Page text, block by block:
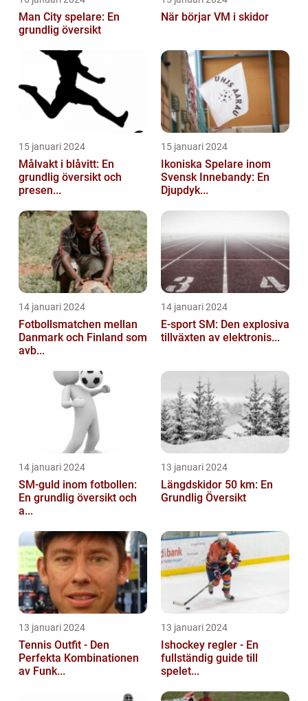
Man City spelare: En
grundlig översikt
När börjar VM i skidor
15 januari 2024
Målvakt i blåvitt: En
grundlig översikt och
presen...
15 januari 2024
Ikoniska Spelare inom
Svensk Innebandy: En
Djupdyk...
14 januari 2024
Fotbollsmatchen mellan
Danmark och Finland som
avb...
14 januari 2024
E-sport SM: Den explosiva
tillväxten av elektronis...
14 januari 2024
SM-guld inom fotbollen:
En grundlig översikt och
a...
13 januari 2024
Längdskidor 50 km: En
Grundlig Översikt
13 januari 2024
Tennis Outfit - Den
Perfekta Kombinationen
av Funk...
13 januari 2024
Ishockey regler - En
fullständig guide till
spelet...